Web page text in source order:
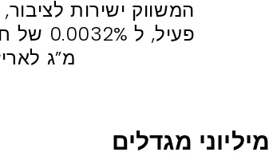
מ”ג
מיליוני מגדלים